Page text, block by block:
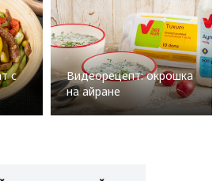
с
Видеорецепт: окрошка
на айране